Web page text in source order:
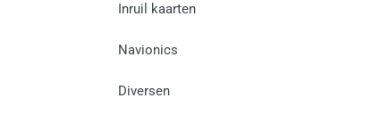
Inruil kaarten
Navionics
Diversen